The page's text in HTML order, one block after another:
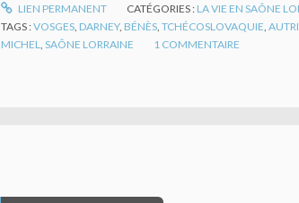
LIEN PERMANENT CATÉGORIES : LA VIE EN SAÔNE
TAGS :VOSGES DARNEY, BÉNÈS TCHÉCOSLOVAQUIE
MICHEL SAÔNE LORRAINE 1 COMMENTAIRE